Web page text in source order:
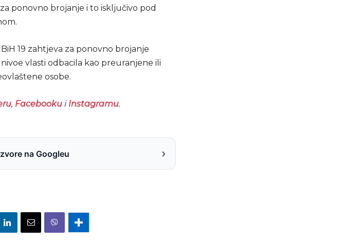
ponovno brojanje i to isključivo pod
19 zahtjeva za ponovno brojanje
vlasti odbacila kao preuranjene ili
osobe.
, Facebookui Instagramu.
na Googleu ›